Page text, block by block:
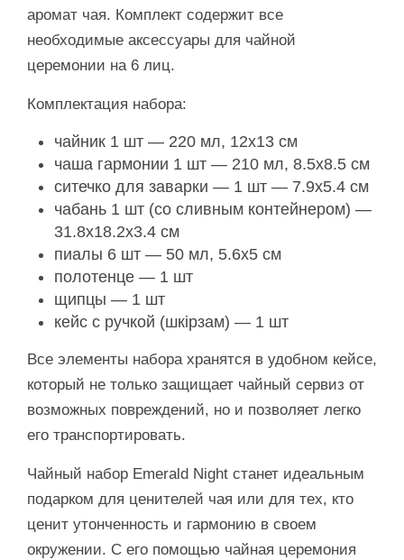
аромат чая. Комплект содержит все
необходимые аксессуары для чайной
церемонии на 6 лиц.
Комплектация набора:
чайник 1 шт — 220 мл, 12х13 см
чаша гармонии 1 шт — 210 мл, 8.5х8.5 см
ситечко для заварки — 1 шт — 7.9х5.4 см
чабань 1 шт (со сливным контейнером) —
31.8х18.2х3.4 см
пиалы 6 шт — 50 мл, 5.6х5 см
полотенце — 1 шт
щипцы — 1 шт
кейс с ручкой (шкірзам) — 1 шт
Все элементы набора хранятся в удобном кейсе,
который не только защищает чайный сервиз от
возможных повреждений, но и позволяет легко
его транспортировать.
Чайный набор Emerald Night станет идеальным
подарком для ценителей чая или для тех, кто
ценит утонченность и гармонию в своем
окружении. С его помощью чайная церемония